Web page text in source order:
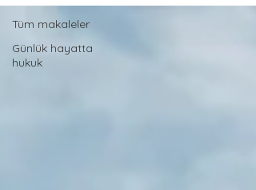
Tüm makaleler
Günlük hayatta
hukuk